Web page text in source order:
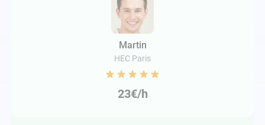
Martin
HEC Paris
23€/h